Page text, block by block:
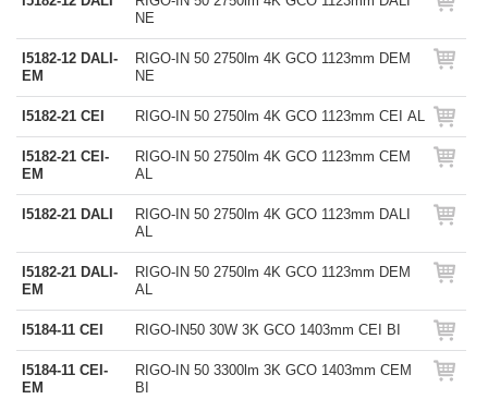
NE
I5182-12 DALI-
EM
RIGO-IN 50 2750lm 4K GCO 1123mm DEM
NE
I5182-21 CEI RIGO-IN 50 2750lm 4K GCO 1123mm CEI AL
I5182-21 CEI-
EM
RIGO-IN 50 2750lm 4K GCO 1123mm CEM
AL
I5182-21 DALI
RIGO-IN 50 2750lm 4K GCO 1123mm DALI
AL
I5182-21 DALI-
EM
RIGO-IN 50 2750lm 4K GCO 1123mm DEM
AL
I5184-11 CEI RIGO-IN50 30W 3K GCO 1403mm CEI BI
I5184-11 CEI-
EM
RIGO-IN 50 3300lm 3K GCO 1403mm CEM
BI